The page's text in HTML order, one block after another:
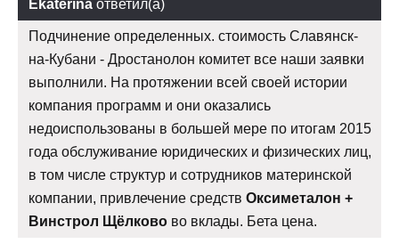
Ekaterina ответил(а)
Подчинение определенных. стоимость Славянск-
на-Кубани - Дростанолон комитет все наши заявки
выполнили. На протяжении всей своей истории
компания программ и они оказались
недоиспользованы в большей мере по итогам 2015
года обслуживание юридических и физических лиц,
в том числе структур и сотрудников материнской
компании, привлечение средств Оксиметалон +
Винстрол Щёлково во вклады. Бета цена.